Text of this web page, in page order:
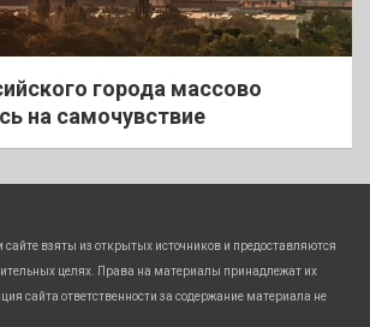
города массово
на самочувствие
взяты из открытых источников и предоставляются
целях. Права на материалы принадлежат их
сайта ответственности за содержание материала не